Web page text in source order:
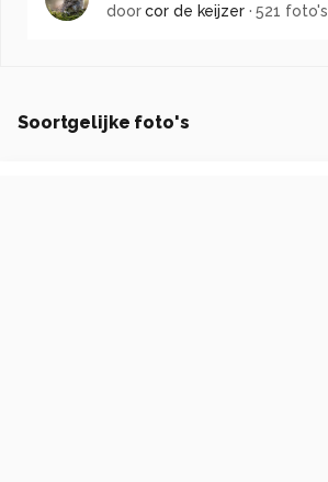
doorcor de keijzer·521 foto's
Soortgelijke foto's